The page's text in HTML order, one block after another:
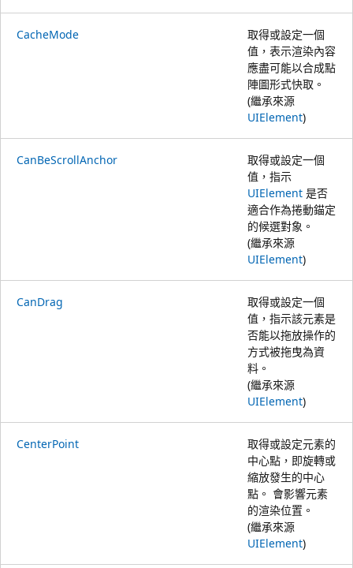
CacheMode
取得或設定一個
值，表示渲染內容
應盡可能以合成點
陣圖形式快取。
(繼承來源
UIElement)
CanBeScrollAnchor
取得或設定一個
值，指示
UIElement 是否
適合作為捲動錨定
的候選對象。
(繼承來源
UIElement)
CanDrag
取得或設定一個
值，指示該元素是
否能以拖放操作的
方式被拖曳為資
料。
(繼承來源
UIElement)
CenterPoint
取得或設定元素的
中心點，即旋轉或
縮放發生的中心
點。 會影響元素
的渲染位置。
(繼承來源
UIElement)